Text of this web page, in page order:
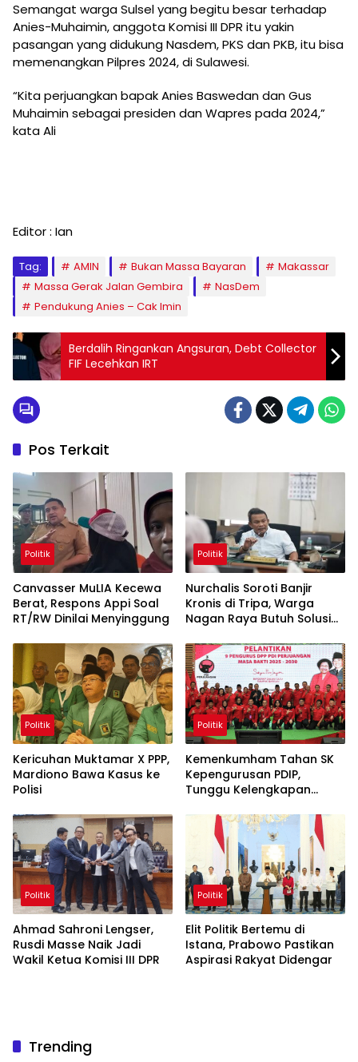
Semangat warga Sulsel yang begitu besar terhadap
Anies-Muhaimin, anggota Komisi III DPR itu yakin
pasangan yang didukung Nasdem, PKS dan PKB, itu bisa
memenangkan Pilpres 2024, di Sulawesi.
“Kita perjuangkan bapak Anies Baswedan dan Gus
Muhaimin sebagai presiden dan Wapres pada 2024,”
kata Ali
Editor : Ian
Tag: AMIN Bukan Massa Bayaran
Makassar
Massa Gerak Jalan Gembira
NasDem
Pendukung Anies – Cak Imin
Berdalih Ringankan Angsuran, Debt Collector
FIF Lecehkan IRT
Pos Terkait
Politik
Canvasser MuLIA Kecewa
Berat, Respons Appi Soal
RT/RW Dinilai Menyinggung
Politik
Nurchalis Soroti Banjir
Kronis di Tripa, Warga
Nagan Raya Butuh Solusi
Politik
Kericuhan Muktamar X PPP,
Mardiono Bawa Kasus ke
Polisi
Politik
Kemenkumham Tahan SK
Kepengurusan PDIP,
Tunggu Kelengkapan
Politik
Ahmad Sahroni Lengser,
Rusdi Masse Naik Jadi
Wakil Ketua Komisi III DPR
Politik
Elit Politik Bertemu di
Istana, Prabowo Pastikan
Aspirasi Rakyat Didengar
Trending